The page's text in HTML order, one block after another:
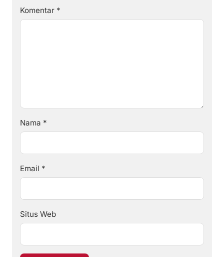
Komentar *
Nama *
Email *
Situs Web